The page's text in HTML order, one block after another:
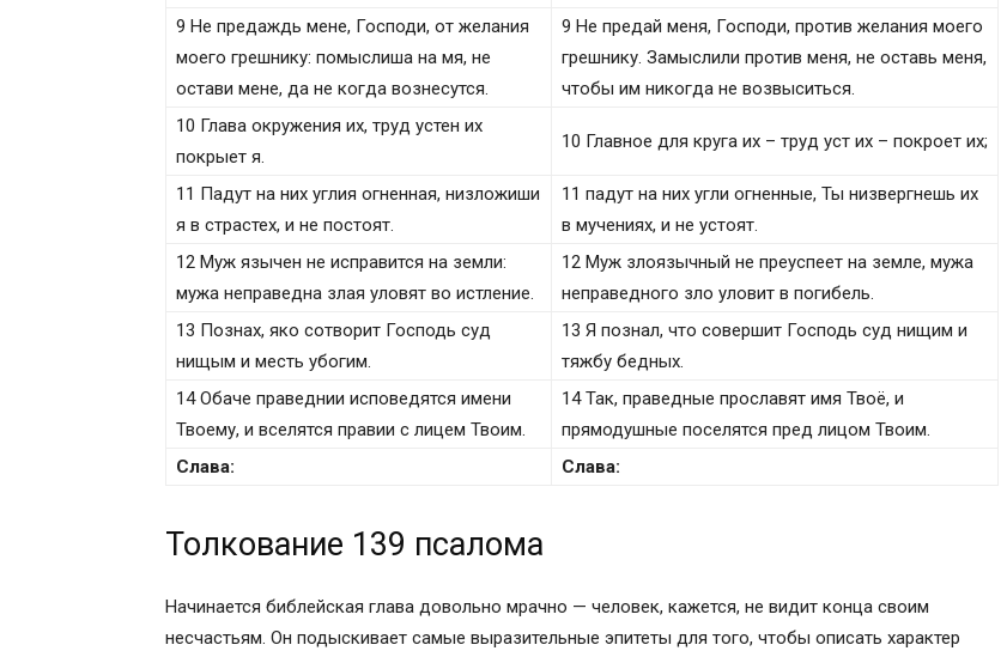
9 Не предаждь мене, Господи, от желания
моего грешнику: помыслиша на мя, не
остави мене, да не когда вознесутся.
9 Не предай меня, Господи, против желания моего
грешнику. Замыслили против меня, не оставь меня,
чтобы им никогда не возвыситься.
10 Глава окружения их, труд устен их
покрыет я.
10 Главное для круга их – труд уст их – покроет их;
11 Падут на них углия огненная, низложиши
я в страстех, и не постоят.
11 падут на них угли огненные, Ты низвергнешь их
в мучениях, и не устоят.
12 Муж язычен не исправится на земли:
мужа неправедна злая уловят во истление.
12 Муж злоязычный не преуспеет на земле, мужа
неправедного зло уловит в погибель.
13 Познах, яко сотворит Господь суд
нищым и месть убогим.
13 Я познал, что совершит Господь суд нищим и
тяжбу бедных.
14 Обаче праведнии исповедятся имени
Твоему, и вселятся правии с лицем Твоим.
14 Так, праведные прославят имя Твоё, и
прямодушные поселятся пред лицом Твоим.
Слава:
Слава:
Толкование 139 псалома
Начинается библейская глава довольно мрачно — человек, кажется, не видит конца своим
несчастьям. Он подыскивает самые выразительные эпитеты для того, чтобы описать характер